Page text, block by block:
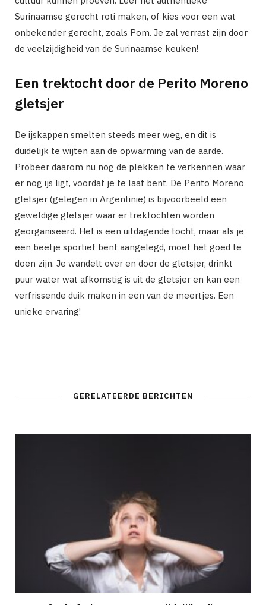
Surinaamse gerecht roti maken, of kies voor een wat
onbekender gerecht, zoals Pom. Je zal verrast zijn door
de veelzijdigheid van de Surinaamse keuken!
Een trektocht door de Perito Moreno
gletsjer
De ijskappen smelten steeds meer weg, en dit is
duidelijk te wijten aan de opwarming van de aarde.
Probeer daarom nu nog de plekken te verkennen waar
er nog ijs ligt, voordat je te laat bent. De Perito Moreno
gletsjer (gelegen in Argentinië) is bijvoorbeeld een
geweldige gletsjer waar er trektochten worden
georganiseerd. Het is een uitdagende tocht, maar als je
een beetje sportief bent aangelegd, moet het goed te
doen zijn. Je wandelt over en door de gletsjer, drinkt
puur water wat afkomstig is uit de gletsjer en kan een
verfrissende duik maken in een van de meertjes. Een
unieke ervaring!
GERELATEERDE BERICHTEN